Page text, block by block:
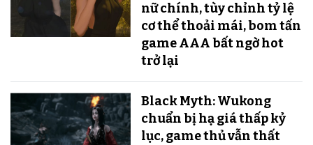
nữ chính, tùy chỉnh tỷ lệ
cơ thể thoải mái, bom tấn
game AAA bất ngờ hot
trở lại
Black Myth: Wukong
chuẩn bị hạ giá thấp kỷ
lục, game thủ vẫn thất